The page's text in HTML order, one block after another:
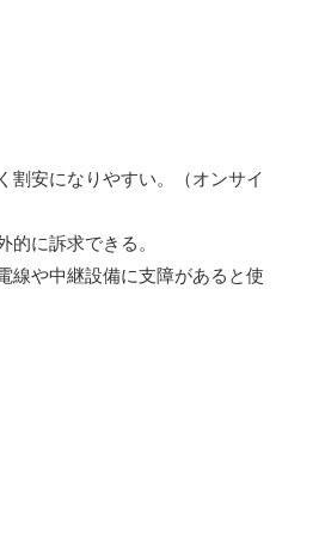
割安になりやすい。（オンサイ
に訴求できる。
線や中継設備に支障があると使